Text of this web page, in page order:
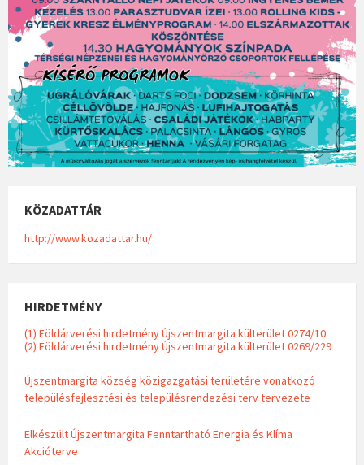
KÖZADATTÁR
http://www.kozadattar.hu/
HIRDETMÉNY
(1) Földárverési hirdetmény Újszentmargita külterület 0274/10
(2) Földárverési hirdetmény Újszentmargita külterület 0269/229
Újszentmargita község közigazgatási területére vonatkozó
településfejlesztési és településrendezési terv tervezete
Elkészült Újszentmargita Fenntartható Energia és Klíma
Akcióterve